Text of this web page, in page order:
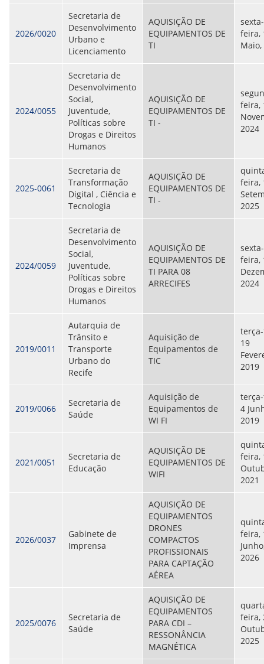
CONSULTA TODOS RECURSOS PLR
CONSULTA QUESTIONAMENTO / ESCLARECIMENTO
PLR
SERVIÇOS
PGDE - PROGRAMA DE GERENCIAMENTO DO
DESEMPENHO DOS EMPREGADOS DA EMPREL
AFASTAMENTOS DOS FUNCIONÁRIOS
CAPACITAÇÃO
EVENTOS DA EMPREL
PPP - PERFIL PROFISSIOGRÁFICO
PREVIDENCIÁRIO
PROGRAMA QUALIDADE DE VIDA
PROGRAMA DE ESTAGIÁRIO
SAÚDE DO TRABALHADOR
PGDE 2022
PGDE 2023
PGDE 2024
BOLETIM INFORMATIVO
BPM-DAF
ORIENTAÇÕES TÉCNICAS
SEGURANÇA DA INFORMAÇÃO
RISI - FAQ (PERGUNTAS FREQUENTES)
CATÁLOGO DE SERVIÇOS DE TIC
ORIENTAÇÕES
MODELO
PARECERES TÉCNICOS EMITIDOS
PUBLICAÇÕES
PORTARIAS
ATAS DA CIPA
ATAS E RESOLUÇÕES DO CONSELHO FISCAL
TERMOS
2026/0020
Secretaria de
Desenvolvimento
Urbano e
Licenciamento
AQUISIÇÃO DE
EQUIPAMENTOS DE
TI
sexta-
feira,
Maio,
2024/0055
Secretaria de
Desenvolvimento
Social,
Juventude,
Políticas sobre
Drogas e Direitos
Humanos
AQUISIÇÃO DE
EQUIPAMENTOS DE
TI -
feira,
2024
2025-0061
Secretaria de
Transformação
Digital , Ciência e
Tecnologia
AQUISIÇÃO DE
EQUIPAMENTOS DE
TI -
feira,
2025
2024/0059
Secretaria de
Desenvolvimento
Social,
Juventude,
Políticas sobre
Drogas e Direitos
Humanos
AQUISIÇÃO DE
EQUIPAMENTOS DE
TI PARA 08
ARRECIFES
sexta-
feira,
2024
2019/0011
Autarquia de
Trânsito e
Transporte
Urbano do
Recife
Aquisição de
Equipamentos de
TIC
19
2019
2019/0066
Secretaria de
Saúde
Aquisição de
Equipamentos de
WI FI
4
2019
2021/0051
Secretaria de
Educação
AQUISIÇÃO DE
EQUIPAMENTOS DE
WIFI
feira,
2021
2026/0037
Gabinete de
Imprensa
AQUISIÇÃO DE
EQUIPAMENTOS
DRONES
COMPACTOS
PROFISSIONAIS
PARA CAPTAÇÃO
AÉREA
feira,
2026
2025/0076
Secretaria de
Saúde
AQUISIÇÃO DE
EQUIPAMENTOS
PARA CDI –
RESSONÂNCIA
MAGNÉTICA
feira,
2025